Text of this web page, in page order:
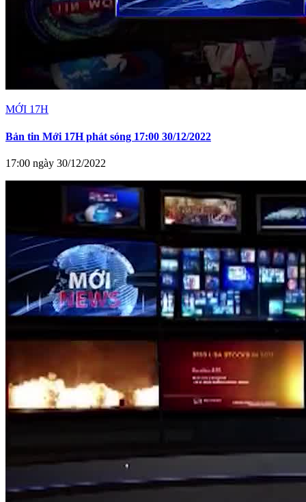
MỚI 17H
Bản tin Mới 17H phát sóng 17:00 30/12/2022
17:00 ngày 30/12/2022